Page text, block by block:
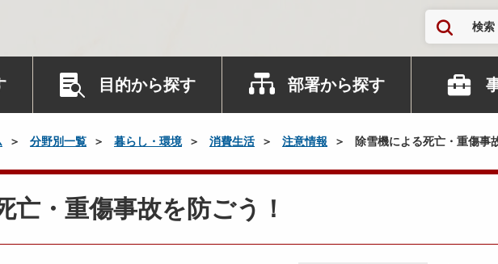
検索
目的から探す 部署から探す
分野別一覧 暮らし・環境 消費生活 注意情報 除雪機による死亡・重傷事
亡・重傷事故を防ごう！